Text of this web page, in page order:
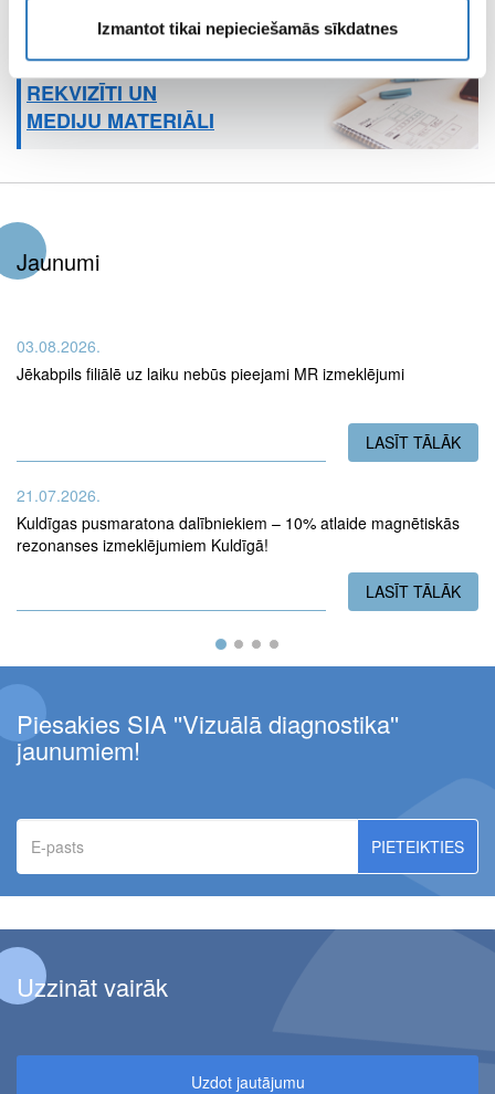
Izmantot tikai nepieciešamās sīkdatnes
REKVIZĪTI UN
MEDIJU MATERIĀLI
Jaunumi
03.08.2026.
Jēkabpils filiālē uz laiku nebūs pieejami MR izmeklējumi
LASĪT TĀLĀK
21.07.2026.
Kuldīgas pusmaratona dalībniekiem – 10% atlaide magnētiskās
rezonanses izmeklējumiem Kuldīgā!
LASĪT TĀLĀK
Piesakies SIA ''Vizuālā diagnostika''
jaunumiem!
E-
pasts
Uzzināt vairāk
Uzdot jautājumu